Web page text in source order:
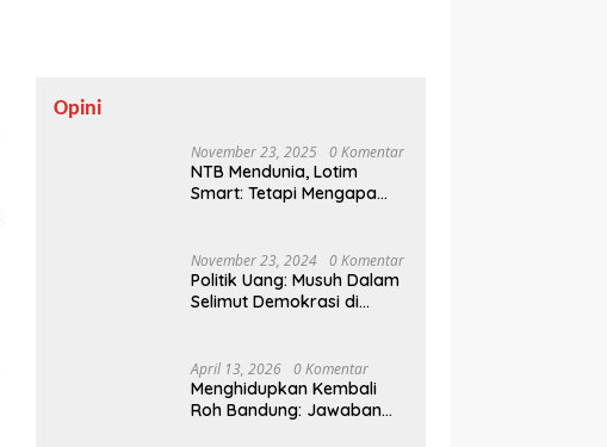
Opini
November 23, 2025 0 Komentar
NTB Mendunia, Lotim
Smart: Tetapi Mengapa
November 23, 2024 0 Komentar
Politik Uang: Musuh Dalam
Selimut Demokrasi di
April 13, 2026 0 Komentar
Menghidupkan Kembali
Roh Bandung: Jawaban